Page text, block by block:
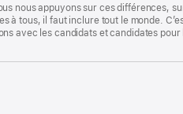
nous appuyons sur ces différences,
tous, il faut inclure tout le monde.
avec les candidats et candidates